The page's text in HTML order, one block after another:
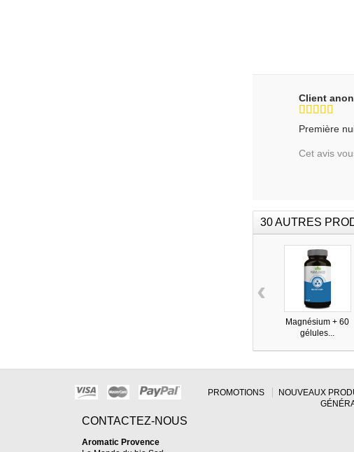
Client
Première
Cet avis
30 AUTRES
Magnésium + 60
gélules...
‹
PROMOTIONS NOUVEAUX
CONTACTEZ-NOUS
Aromatic Provence